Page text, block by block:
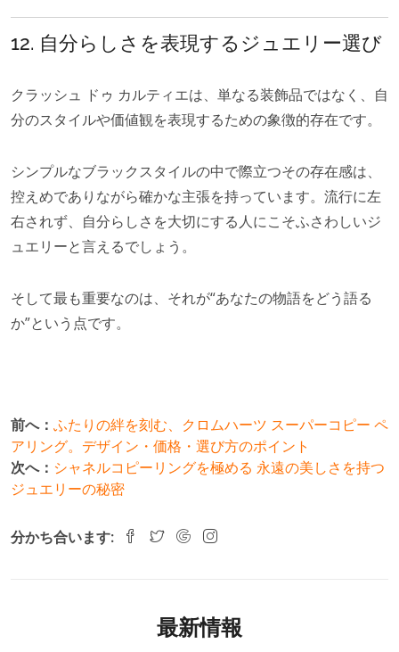
12. 自分らしさを表現するジュエリー選び
クラッシュ ドゥ カルティエは、単なる装飾品ではなく、自
分のスタイルや価値観を表現するための象徴的存在です。
シンプルなブラックスタイルの中で際立つその存在感は、
控えめでありながら確かな主張を持っています。流行に左
右されず、自分らしさを大切にする人にこそふさわしいジ
ュエリーと言えるでしょう。
そして最も重要なのは、それが“あなたの物語をどう語る
か”という点です。
前へ： ふたりの絆を刻む、クロムハーツ スーパーコピー ペ
アリング。デザイン・価格・選び方のポイント
次へ： シャネルコピーリングを極める 永遠の美しさを持つ
ジュエリーの秘密
分かち合います:
最新情報